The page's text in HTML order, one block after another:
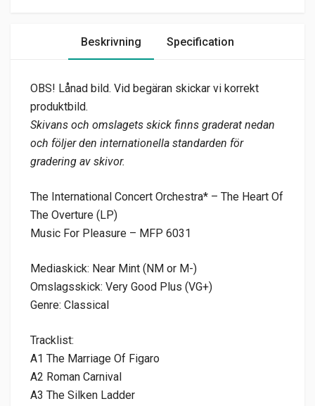
Beskrivning Specification
OBS! Lånad bild. Vid begäran skickar vi korrekt
produktbild.
Skivans och omslagets skick finns graderat nedan
och följer den internationella standarden för
gradering av skivor.
The International Concert Orchestra* – The Heart Of
The Overture (LP)
Music For Pleasure – MFP 6031
Mediaskick: Near Mint (NM or M-)
Omslagsskick: Very Good Plus (VG+)
Genre: Classical
Tracklist:
A1 The Marriage Of Figaro
A2 Roman Carnival
A3 The Silken Ladder